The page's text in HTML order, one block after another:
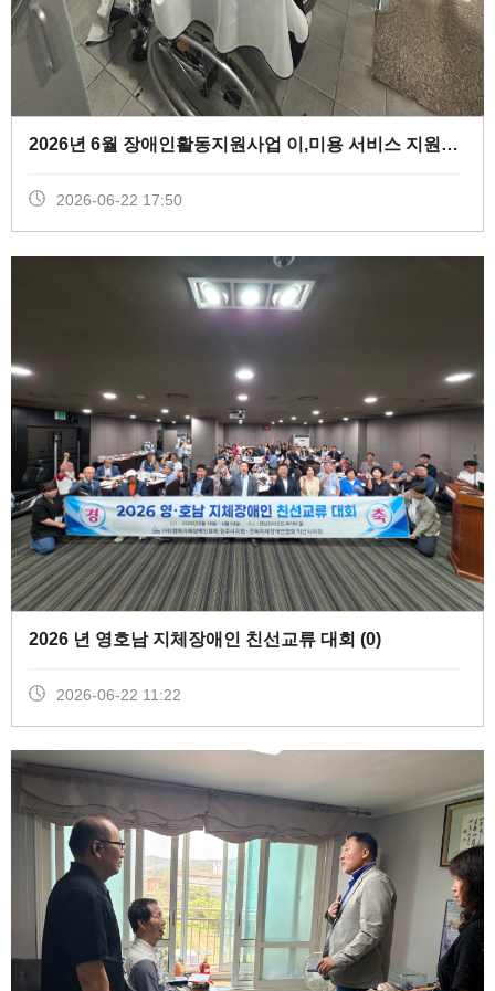
2026년 6월 장애인활동지원사업 이,미용 서비스 지원 (
0
2026-06-22 17:50
2026 년 영호남 지체장애인 친선교류 대회 (0)
2026-06-22 11:22